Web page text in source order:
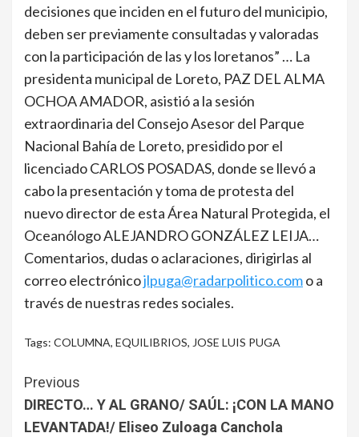
decisiones que inciden en el futuro del municipio,
deben ser previamente consultadas y valoradas
con la participación de las y los loretanos” … La
presidenta municipal de Loreto, PAZ DEL ALMA
OCHOA AMADOR, asistió a la sesión
extraordinaria del Consejo Asesor del Parque
Nacional Bahía de Loreto, presidido por el
licenciado CARLOS POSADAS, donde se llevó a
cabo la presentación y toma de protesta del
nuevo director de esta Área Natural Protegida, el
Oceanólogo ALEJANDRO GONZÁLEZ LEIJA…
Comentarios, dudas o aclaraciones, dirigirlas al
correo electrónicojlpuga@radarpolitico.como a
través de nuestras redes sociales.
Tags: COLUMNA, EQUILIBRIOS, JOSE LUIS PUGA
Continue
Reading
Previous
DIRECTO… Y AL GRANO/ SAÚL: ¡CON LA MANO
LEVANTADA!/ Eliseo Zuloaga Canchola